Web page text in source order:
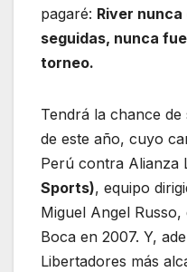
pagaré: River
seguidas, nunca
torneo.
Tendrá la chance
de este año, cuyo
Perú contra Alianza
Sports), equipo
Miguel Angel
Boca en 2007. Y,
Libertadores más